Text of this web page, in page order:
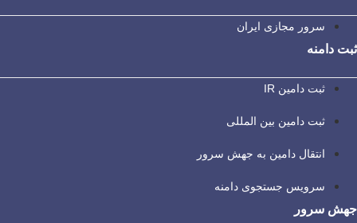
سرور مجازی ایران
ثبت دامنه
ثبت دامین IR
ثبت دامین بین المللی
انتقال دامین به جهش سرور
سرویس جستجوی دامنه
جهش سرور